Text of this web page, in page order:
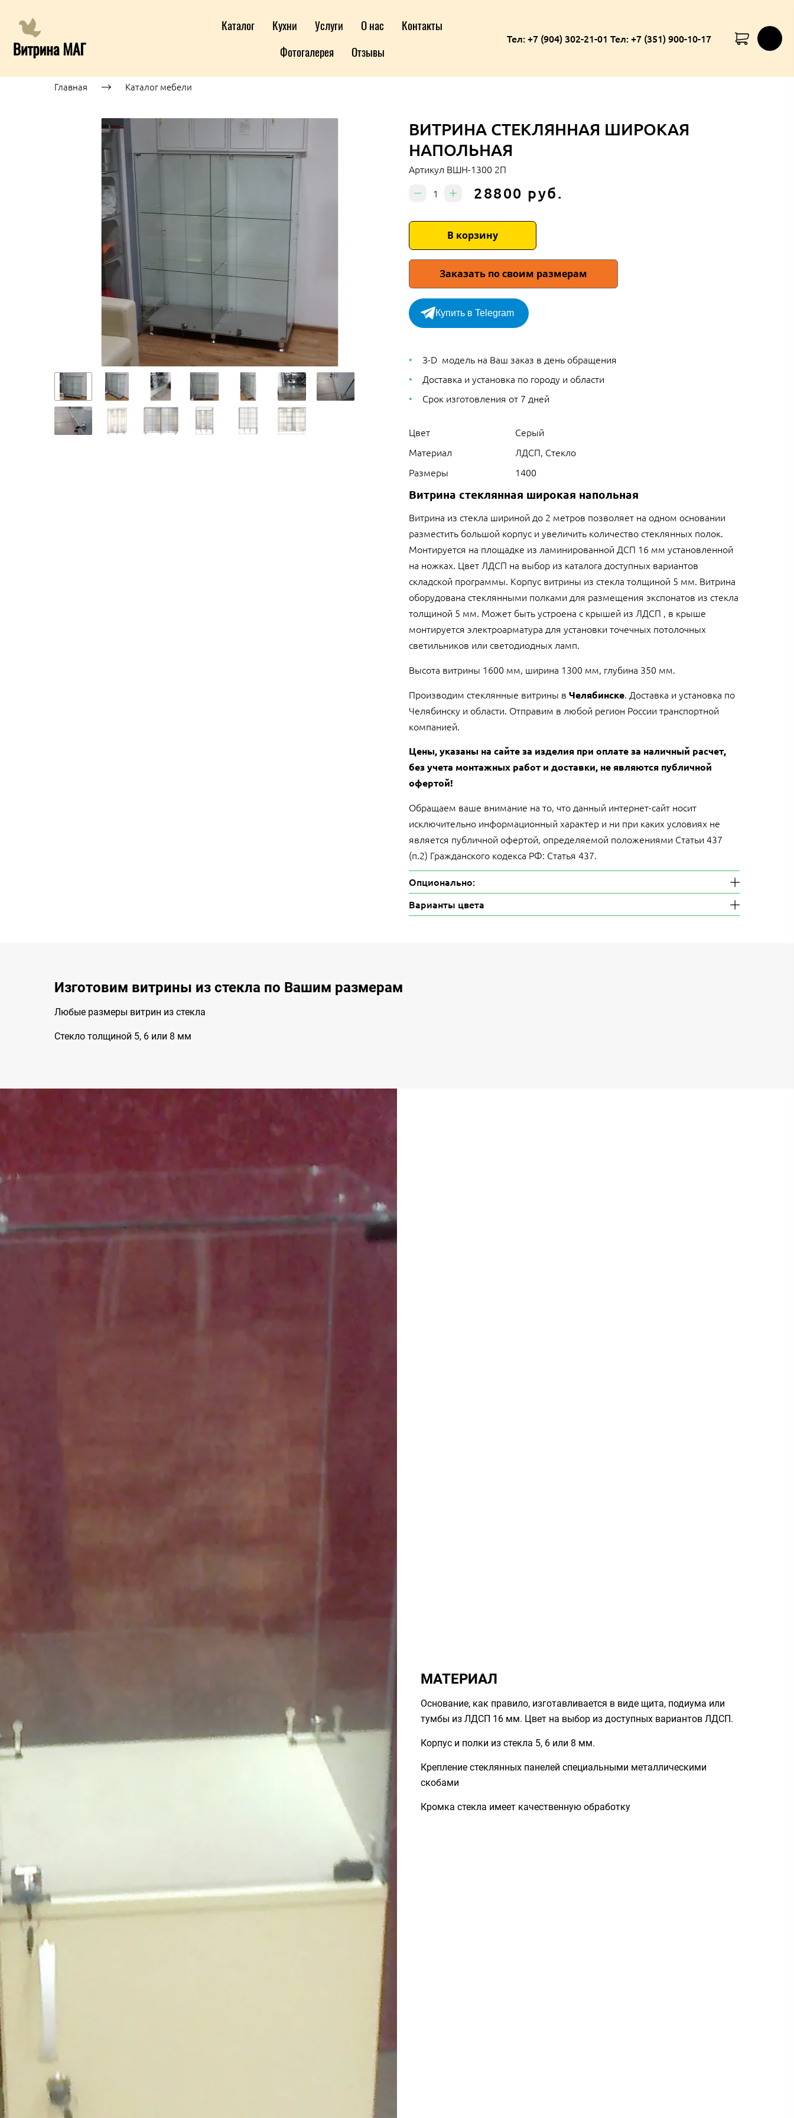
Каталог Кухни Услуги О нас
Контакты
Фотогалерея
Отзывы
Тел: +7 (904) 302-21-01 Тел: +7 (351) 900-10-17
Главная Каталог мебели
ВИТРИНА СТЕКЛЯННАЯ ШИРОКАЯ
НАПОЛЬНАЯ
Артикул ВШН-1300 2П
28800 руб.
В корзину
Заказать по своим размерам
Купить в Telegram
З-D модель на Ваш заказ в день обращения
Доставка и установка по городу и области
Срок изготовления от 7 дней
Цвет
Серый
Материал
ЛДСП, Стекло
Размеры
1400
Витрина стеклянная широкая напольная
Витрина из стекла шириной до 2 метров позволяет на одном основании
разместить большой корпус и увеличить количество стеклянных полок.
Монтируется на площадке из ламинированной ДСП 16 мм установленной
на ножках. Цвет ЛДСП на выбор из каталога доступных вариантов
складской программы. Корпус витрины из стекла толщиной 5 мм. Витрина
оборудована стеклянными полками для размещения экспонатов из стекла
толщиной 5 мм. Может быть устроена с крышей из ЛДСП , в крыше
монтируется электроарматура для установки точечных потолочных
светильников или светодиодных ламп.
Высота витрины 1600 мм, ширина 1300 мм, глубина 350 мм.
Производим стеклянные витрины в Челябинске. Доставка и установка по
Челябинску и области. Отправим в любой регион России транспортной
компанией.
Цены, указаны на сайте за изделия при оплате за наличный расчет,
без учета монтажных работ и доставки, не являются публичной
офертой!
Обращаем ваше внимание на то, что данный интернет-сайт носит
исключительно информационный характер и ни при каких условиях не
является публичной офертой, определяемой положениями Статьи 437
(п.2) Гражданского кодекса РФ: Статья 437.
Опционально:
Варианты цвета
Изготовим витрины из стекла по Вашим размерам
Любые размеры витрин из стекла
Стекло толщиной 5, 6 или 8 мм
МАТЕРИАЛ
Основание, как правило, изготавливается в виде щита, подиума или
тумбы из ЛДСП 16 мм. Цвет на выбор из доступных вариантов ЛДСП.
Корпус и полки из стекла 5, 6 или 8 мм.
Крепление стеклянных панелей специальными металлическими
скобами
Кромка стекла имеет качественную обработку